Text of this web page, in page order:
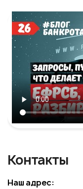
Контакты
Наш адрес: